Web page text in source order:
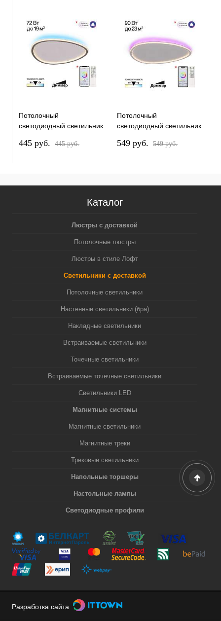
Потолочный
светодиодный светильник
445 pуб. 445 pуб.
Потолочный
светодиодный светильник
549 pуб. 549 pуб.
Каталог
Люстры с доставкой
Потолочные люстры
Люстры в стиле Лофт
Светильники с доставкой
Потолочные светильники
Настенные светильники (бра)
Накладные светильники
Встраиваемые светильники
Точечные светильники
Встраиваемые точечные светильники
Светильники LED
Магнитные системы
Магнитные светильники
Магнитные треки
Трековые светильники
Напольные торшеры
Настольные лампы
Светодиодные профили
Разработка сайта